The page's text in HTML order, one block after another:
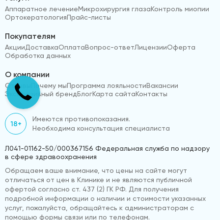
Аппаратное лечениеМикрохирургия глазаКонтроль миопии
ОртокератологияПрайс-листы
Покупателям
АкцииДоставкаОплатаВопрос-ответЛицензииОферта
Обработка данных
О компании
Отзывы Почему мыПрограмма лояльностиВакансии
Эксклюзивный брендБлогКарта сайтаКонтакты
18+
Имеются противопоказания.
Необходима консультация специалиста
Л041-01162-50/000367156 Федеральная служба по надзору
в сфере здравоохранения
Обращаем ваше внимание, что цены на сайте могут
отличаться от цен в Клинике и не являются публичной
офертой согласно ст. 437 (2) ГК РФ. Для получения
подробной информации о наличии и стоимости указанных
услуг, пожалуйста, обращайтесь к администраторам с
помощью формы связи или по телефонам.